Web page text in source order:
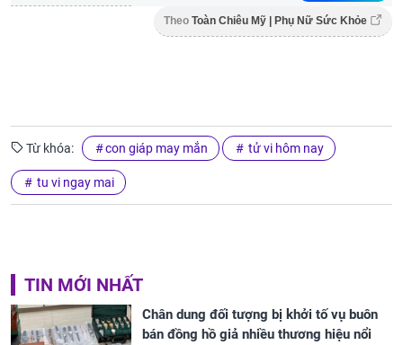
Theo Toàn Chiêu Mỹ | Phụ Nữ Sức Khỏe
Từ khóa: con giáp may mắn tử vi hôm nay
tu vi ngay mai
TIN MỚI NHẤT
Chân dung đối tượng bị khởi tố vụ buôn
bán đồng hồ giả nhiều thương hiệu nổi